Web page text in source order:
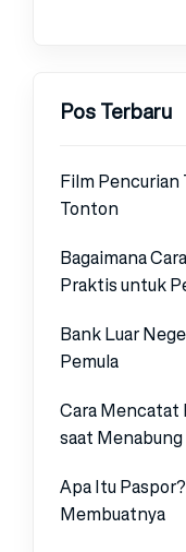
Pos Terbaru
Film Pencurian
Tonton
Bagaimana
Praktis untuk
Bank Luar
Pemula
Cara Mencatat
saat Menabung
Apa Itu
Membuatnya